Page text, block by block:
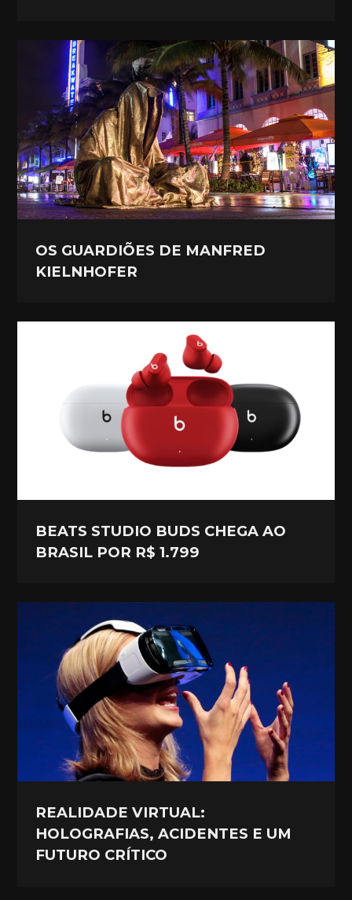
OS GUARDIÕES DE MANFRED
KIELNHOFER
BEATS STUDIO BUDS CHEGA AO
BRASIL POR R$ 1.799
REALIDADE VIRTUAL:
HOLOGRAFIAS, ACIDENTES E UM
FUTURO CRÍTICO